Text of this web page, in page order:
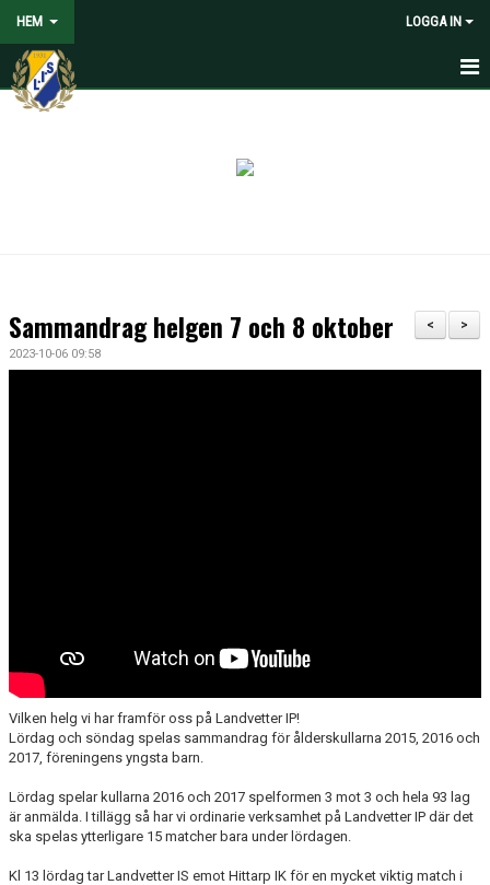
HEM LOGGA IN
HEM
BLI PARTNER TILL LIS
MEDIA
KONTAKT
>
<
Sammandrag helgen 7 och 8 oktober
2023-10-06 09:58
Vilken helg vi har framför oss på Landvetter IP!
Lördag och söndag spelas sammandrag för ålderskullarna 2015, 2016 och
2017, föreningens yngsta barn.
Lördag spelar kullarna 2016 och 2017 spelformen 3 mot 3 och hela 93 lag
är anmälda. I tillägg så har vi ordinarie verksamhet på Landvetter IP där det
ska spelas ytterligare 15 matcher bara under lördagen.
Kl 13 lördag tar Landvetter IS emot Hittarp IK för en mycket viktig match i